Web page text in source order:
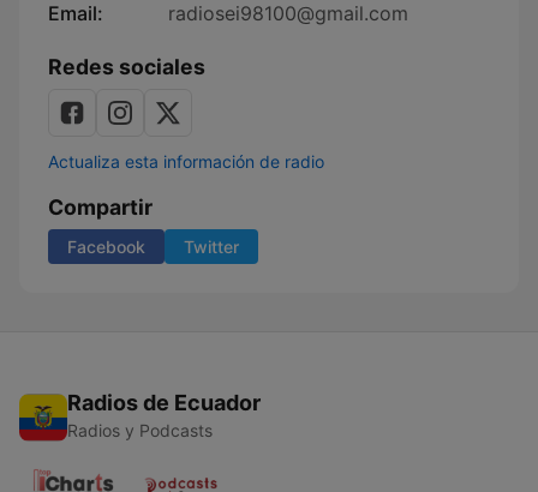
Email:
radiosei98100@gmail.com
Redes sociales
Actualiza esta información de radio
Compartir
Facebook Twitter
Radios de Ecuador
Radios y Podcasts